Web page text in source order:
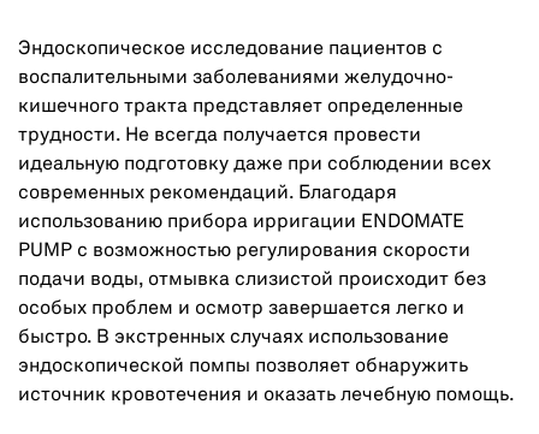
Эндоскопическое исследование пациентов с
воспалительными заболеваниями желудочно-
кишечного тракта представляет определенные
трудности. Не всегда получается провести
идеальную подготовку даже при соблюдении всех
современных рекомендаций. Благодаря
использованию прибора ирригации ENDOMATE
PUMP с возможностью регулирования скорости
подачи воды, отмывка слизистой происходит без
особых проблем и осмотр завершается легко и
быстро. В экстренных случаях использование
эндоскопической помпы позволяет обнаружить
источник кровотечения и оказать лечебную помощь.